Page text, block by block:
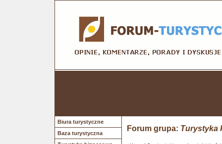
Biura turystyczne
Baza turystyczna
Forum grupa: Turystyka